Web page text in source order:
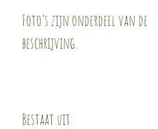
Foto’s zijn onderdeel van de
beschrijving.
Bestaat uit: